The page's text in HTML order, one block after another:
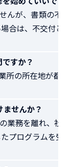
んが、書類の不
合は、不交付と
すか？
所の所在地が都
せんか？
業務を離れ、社
プログラムを受